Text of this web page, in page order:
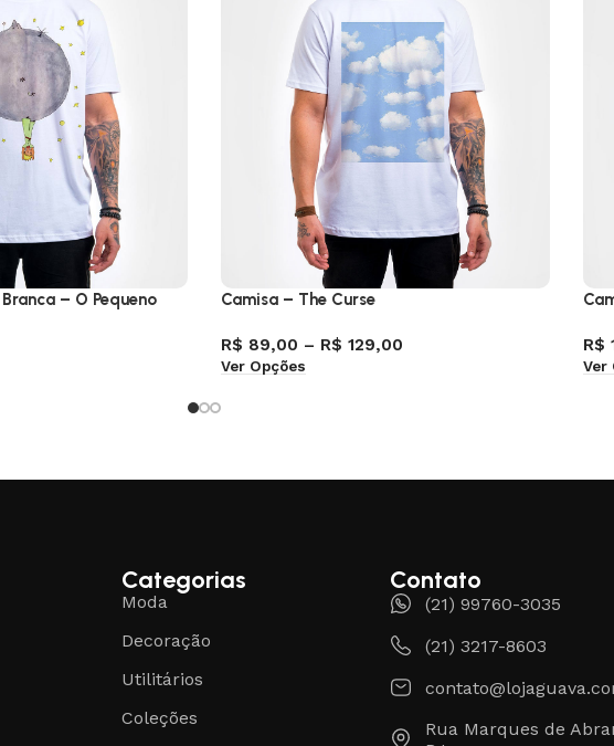
– O Pequeno
Camisa – The Curse
R$ 89,00 – R$ 129,00
Ver Opções
R$
Ver
Categorias
Moda
Decoração
Utilitários
Coleções
Contato
(21) 99760-3035
(21) 3217-8603
Rua Marques de